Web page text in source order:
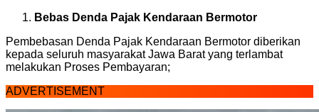
Bebas Denda Pajak Kendaraan Bermotor
Pembebasan Denda Pajak Kendaraan Bermotor diberikan
kepada seluruh masyarakat Jawa Barat yang terlambat
melakukan Proses Pembayaran;
ADVERTISEMENT